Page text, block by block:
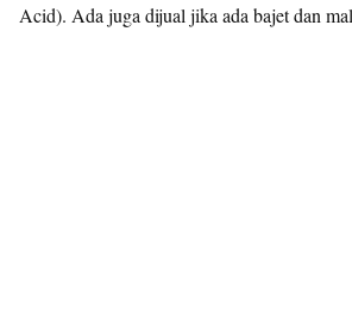
Acid). Ada juga dijual jika ada bajet dan